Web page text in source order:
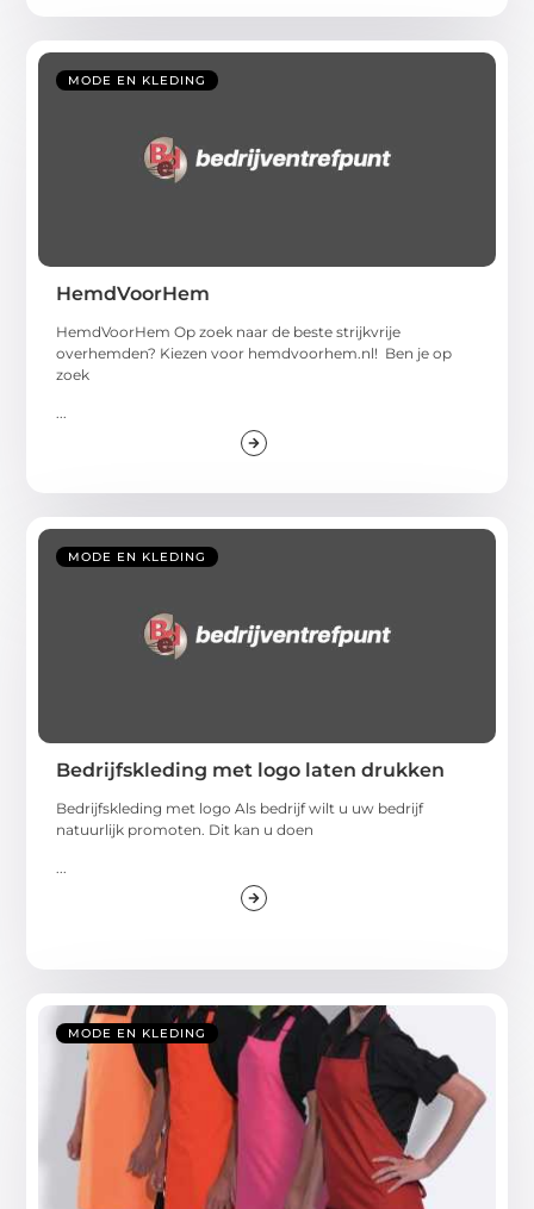
MODE EN KLEDING
HemdVoorHem
HemdVoorHem Op zoek naar de beste strijkvrije
overhemden? Kiezen voor hemdvoorhem.nl! Ben je op
zoek
...
MODE EN KLEDING
Bedrijfskleding met logo laten drukken
Bedrijfskleding met logo Als bedrijf wilt u uw bedrijf
natuurlijk promoten. Dit kan u doen
...
MODE EN KLEDING